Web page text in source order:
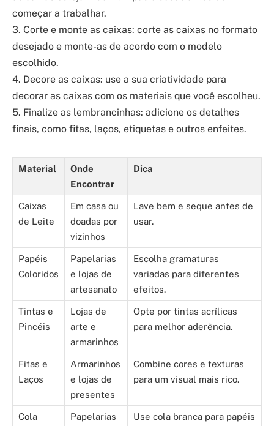
começar a trabalhar.
3. Corte e monte as caixas: corte as caixas no formato
desejado e monte-as de acordo com o modelo
escolhido.
4. Decore as caixas: use a sua criatividade para
decorar as caixas com os materiais que você escolheu.
5. Finalize as lembrancinhas: adicione os detalhes
finais, como fitas, laços, etiquetas e outros enfeites.
Material
Onde
Encontrar
Dica
Caixas
de Leite
Em casa ou
doadas por
vizinhos
Lave bem e seque antes de
usar.
Papéis
Coloridos
Papelarias
e lojas de
artesanato
Escolha gramaturas
variadas para diferentes
efeitos.
Tintas e
Pincéis
Lojas de
arte e
armarinhos
Opte por tintas acrílicas
para melhor aderência.
Fitas e
Laços
Armarinhos
e lojas de
presentes
Combine cores e texturas
para um visual mais rico.
Cola
Papelarias
Use cola branca para papéis